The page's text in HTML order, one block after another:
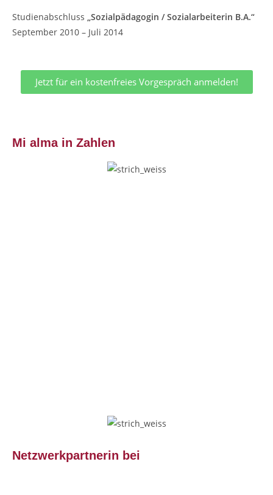
Studienabschluss „Sozialpädagogin / Sozialarbeiterin B.A.“
September 2010 – Juli 2014
Jetzt für ein kostenfreies Vorgespräch anmelden!
Mi alma in Zahlen
Netzwerkpartnerin bei